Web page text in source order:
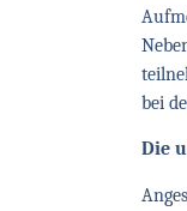
bei
Die